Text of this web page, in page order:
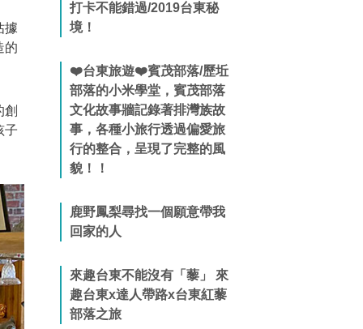
據
的
創
子
打卡不能錯過/2019台東秘
境！
❤️台東旅遊❤️賓茂部落/歷坵
部落的小米學堂，賓茂部落
文化故事牆記錄著排灣族故
事，各種小旅行透過偏愛旅
行的整合，呈現了完整的風
貌！！
鹿野鳳梨尋找一個願意帶我
回家的人
來趣台東不能沒有「藜」 來
趣台東x達人帶路x台東紅藜
部落之旅